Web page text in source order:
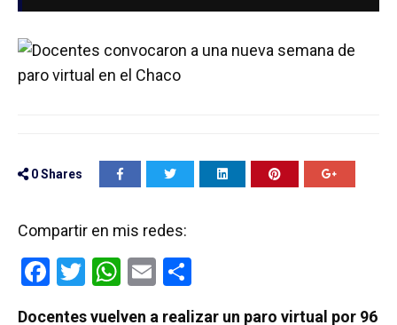
0Shares
Compartir en mis redes:
F
T
W E
Docentes vuelven a realizar un paro virtual por 96